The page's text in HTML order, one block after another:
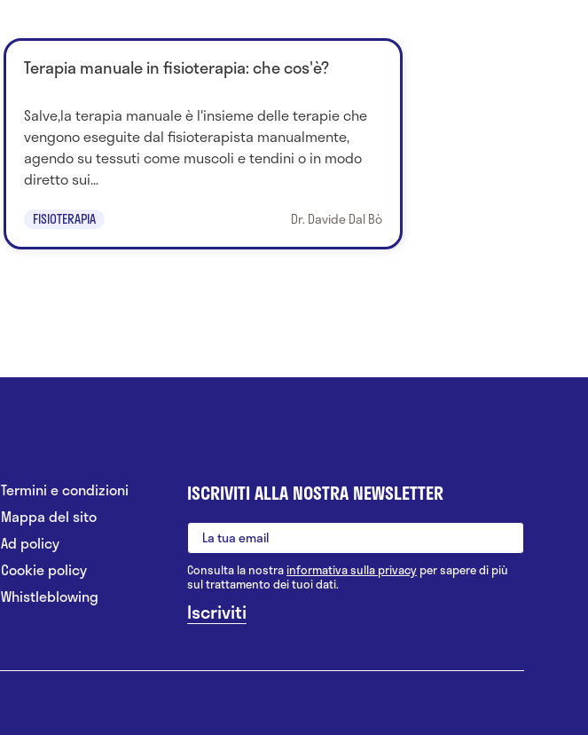
Terapia manuale in fisioterapia: che cos'è?
Salve,la terapia manuale è l'insieme delle terapie che
vengono eseguite dal fisioterapista manualmente,
agendo su tessuti come muscoli e tendini o in modo
diretto sui...
FISIOTERAPIA Dr. Davide Dal Bò
Termini e condizioni
Mappa del sito
Ad policy
Cookie policy
Whistleblowing
ISCRIVITI ALLA NOSTRA NEWSLETTER
Consulta la nostrainformativa sulla privacy per sapere di più
sul trattamento dei tuoi dati.